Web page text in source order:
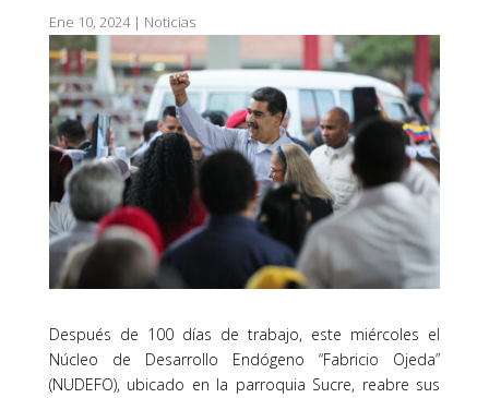
Ene 10, 2024| Noticias
Después de 100 días de trabajo, este miércoles el
Núcleo de Desarrollo Endógeno “Fabricio Ojeda”
(NUDEFO), ubicado en la parroquia Sucre, reabre sus